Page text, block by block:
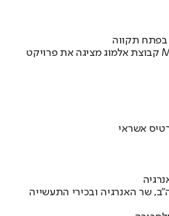
תקווה
קבוצת אלמוג מציגה את פרויקט MALA: מגדלי הפרימיום האחרונים
שר האנרגיה ובכירי התעשייה